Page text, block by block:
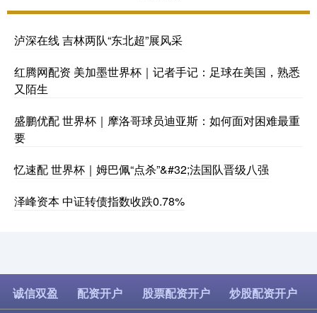
泸深在线 吉林两队“东北超”展风采
红腾网配资 美加墨世界杯｜记者手记：足球在美国，熟悉
又陌生
盛鹏优配 世界杯｜摩洛哥球员迪亚斯：如何面对困难最重
要
忆速配 世界杯｜姆巴佩“点杀”&#32;法国队晋级八强
泽峰资本 中证转债指数收跌0.78%
诚信双盈 配资开户 股票配资开户 炒股配资开户